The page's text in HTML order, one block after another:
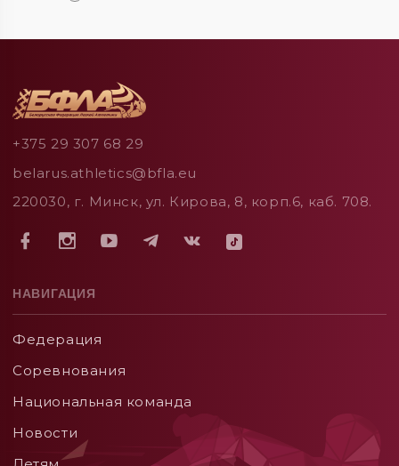
+375 29 307 68 29
belarus.athletics@bfla.eu
220030, г. Минск, ул. Кирова, 8, корп.6, каб. 708.
НАВИГАЦИЯ
Федерация
Соревнования
Национальная команда
Новости